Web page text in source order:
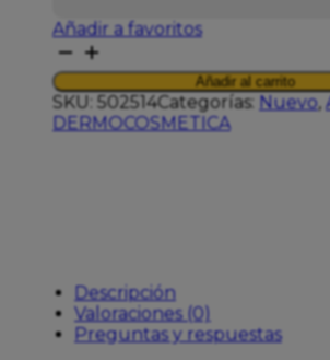
Añadir a favoritos
MEDIK8
OXYR
P0EPTIDES
2X10ML
cantidad
Añadir al carrito
SKU: 502514Categorías: Nuevo,
DERMOCOSMETICA
Descripción
Valoraciones (0)
Preguntas y respuestas